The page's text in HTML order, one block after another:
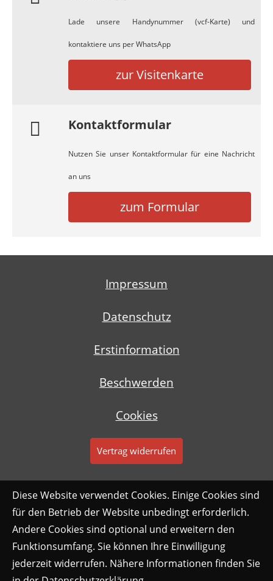
Lade unsere Handynummer (vcf-Karte) und
kontaktiere uns per WhatsApp
zur Visitenkarte
Kontaktformular
Nutzen Sie unser Kontaktformular für eine Nachricht
an uns
zum Formular
Impressum
Datenschutz
Erstinformation
Beschwerden
Cookies
Vertrag widerrufen
Diese Website verwendet Cookies. Einige Cookies sind
für den Betrieb der Website unbedingt erforderlich.
Andere Cookies sind optional und erweitern den
Funktionsumfang. Sie können Ihre Einwilligung
jederzeit widerrufen. Nähere Informationen finden Sie